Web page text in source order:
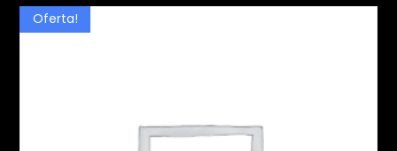
Oferta!